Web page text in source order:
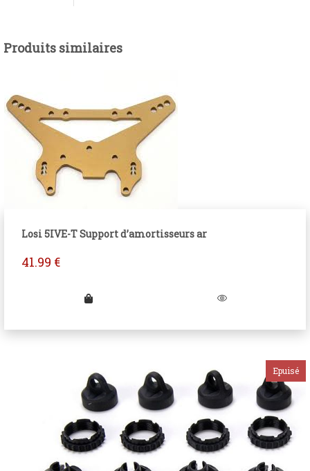
Produits similaires
Losi 5IVE-T Support d’amortisseurs ar
41.99 €